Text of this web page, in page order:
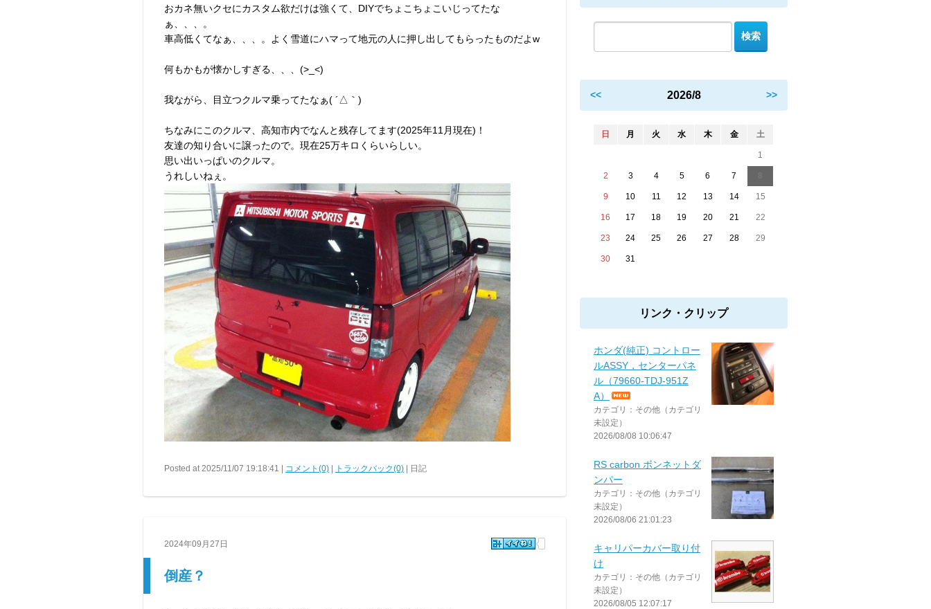
おカネ無いクセにカスタム欲だけは強くて、DIYでちょこちょこいじってたな
ぁ、、、。
車高低くてなぁ、、、。よく雪道にハマって地元の人に押し出してもらったものだよw
何もかもが懐かしすぎる、、、(>_<)
我ながら、目立つクルマ乗ってたなぁ( ´△｀)
ちなみにこのクルマ、高知市内でなんと残存してます(2025年11月現在)！
友達の知り合いに譲ったので。現在25万キロくらいらしい。
思い出いっぱいのクルマ。
うれしいねぇ。
Posted at 2025/11/07 19:18:41 | コメント(0) トラックバック(0) | 日記
2024年09月27日
倒産？
<< 2026/8 >>
日 月 火 水 木 金 土
1
2 3 4 5 6 7
9 10 11 12 13 14 15
16 17 18 19 20 21 22
23 24 25 26 27 28 29
30 31
リンク・クリップ
ホンダ(純正) コントロー
ルASSY，センターパネ
ル（79660-TDJ-951Z
A）
カテゴリ：その他（カテゴリ
未設定）
2026/08/08 10:06:47
RS carbon ボンネットダ
ンパー
カテゴリ：その他（カテゴリ
未設定）
2026/08/06 21:01:23
キャリパーカバー取り付
け
カテゴリ：その他（カテゴリ
未設定）
2026/08/05 12:07:17